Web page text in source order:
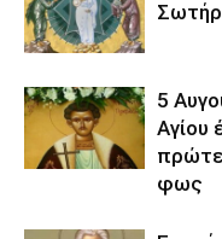
5
Αγίου
φως